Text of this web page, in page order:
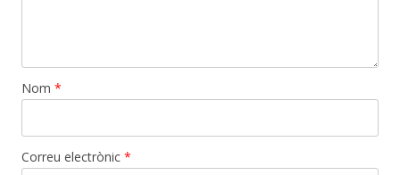
Nom *
Correu electrònic *